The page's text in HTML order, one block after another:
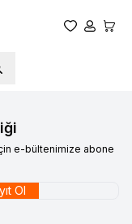
Favorilerim
Hesabım
e-bültenimize abone
Ol